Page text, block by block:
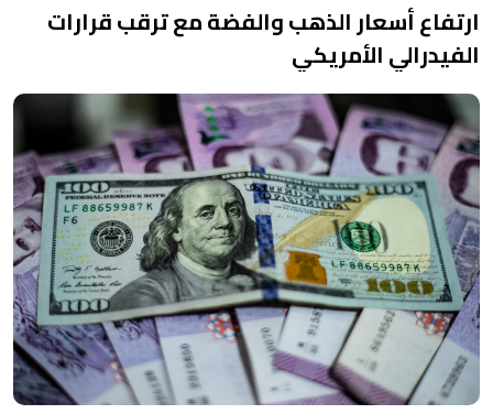
ارتفاع أسعار الذهب والفضة مع ترقب قرارات
الفيدرالي الأمريكي